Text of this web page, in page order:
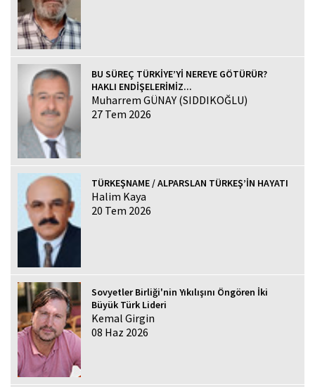
BU SÜREÇ TÜRKİYE’Yİ NEREYE GÖTÜRÜR?
HAKLI ENDİŞELERİMİZ...
Muharrem GÜNAY (SIDDIKOĞLU)
27 Tem 2026
TÜRKEŞNAME / ALPARSLAN TÜRKEŞ’İN HAYATI
Halim Kaya
20 Tem 2026
Sovyetler Birliği'nin Yıkılışını Öngören İki
Büyük Türk Lideri
Kemal Girgin
08 Haz 2026